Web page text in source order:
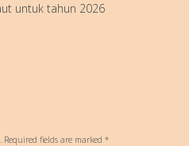
untuk tahun 2026
Required fields are marked *